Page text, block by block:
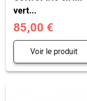
vert...
85,00 €
Voir le produit